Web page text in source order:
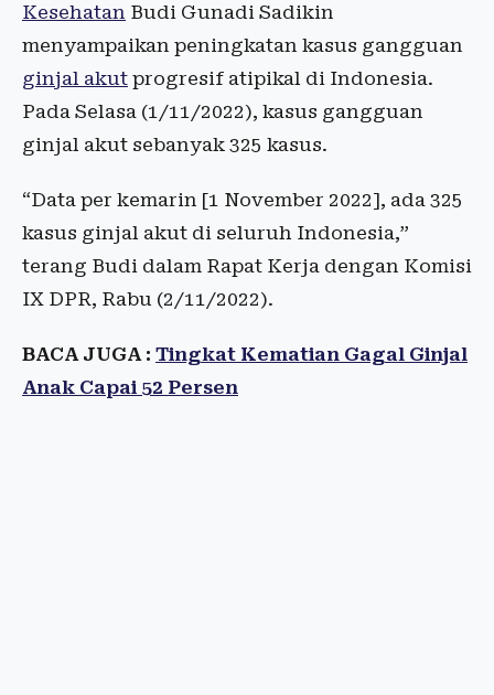
Kesehatan Budi Gunadi Sadikin
menyampaikan peningkatan kasus gangguan
ginjal akut progresif atipikal di Indonesia.
Pada Selasa (1/11/2022), kasus gangguan
ginjal akut sebanyak 325 kasus.
“Data per kemarin [1 November 2022], ada 325
kasus ginjal akut di seluruh Indonesia,”
terang Budi dalam Rapat Kerja dengan Komisi
IX DPR, Rabu (2/11/2022).
BACA JUGA : Tingkat Kematian Gagal Ginjal
Anak Capai 52 Persen